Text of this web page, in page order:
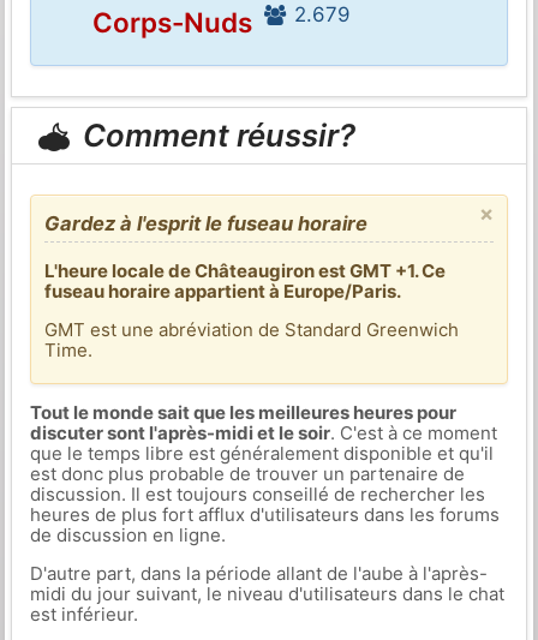
Corps-Nuds
2.679
Comment réussir?
×
Gardez à l'esprit le fuseau horaire
L'heure locale de Châteaugiron est GMT +1. Ce
fuseau horaire appartient à Europe/Paris.
GMT est une abréviation de Standard Greenwich
Time.
Tout le monde sait que les meilleures heures pour
discuter sont l'après-midi et le soir. C'est à ce moment
que le temps libre est généralement disponible et qu'il
est donc plus probable de trouver un partenaire de
discussion. Il est toujours conseillé de rechercher les
heures de plus fort afflux d'utilisateurs dans les forums
de discussion en ligne.
D'autre part, dans la période allant de l'aube à l'après-
midi du jour suivant, le niveau d'utilisateurs dans le chat
est inférieur.